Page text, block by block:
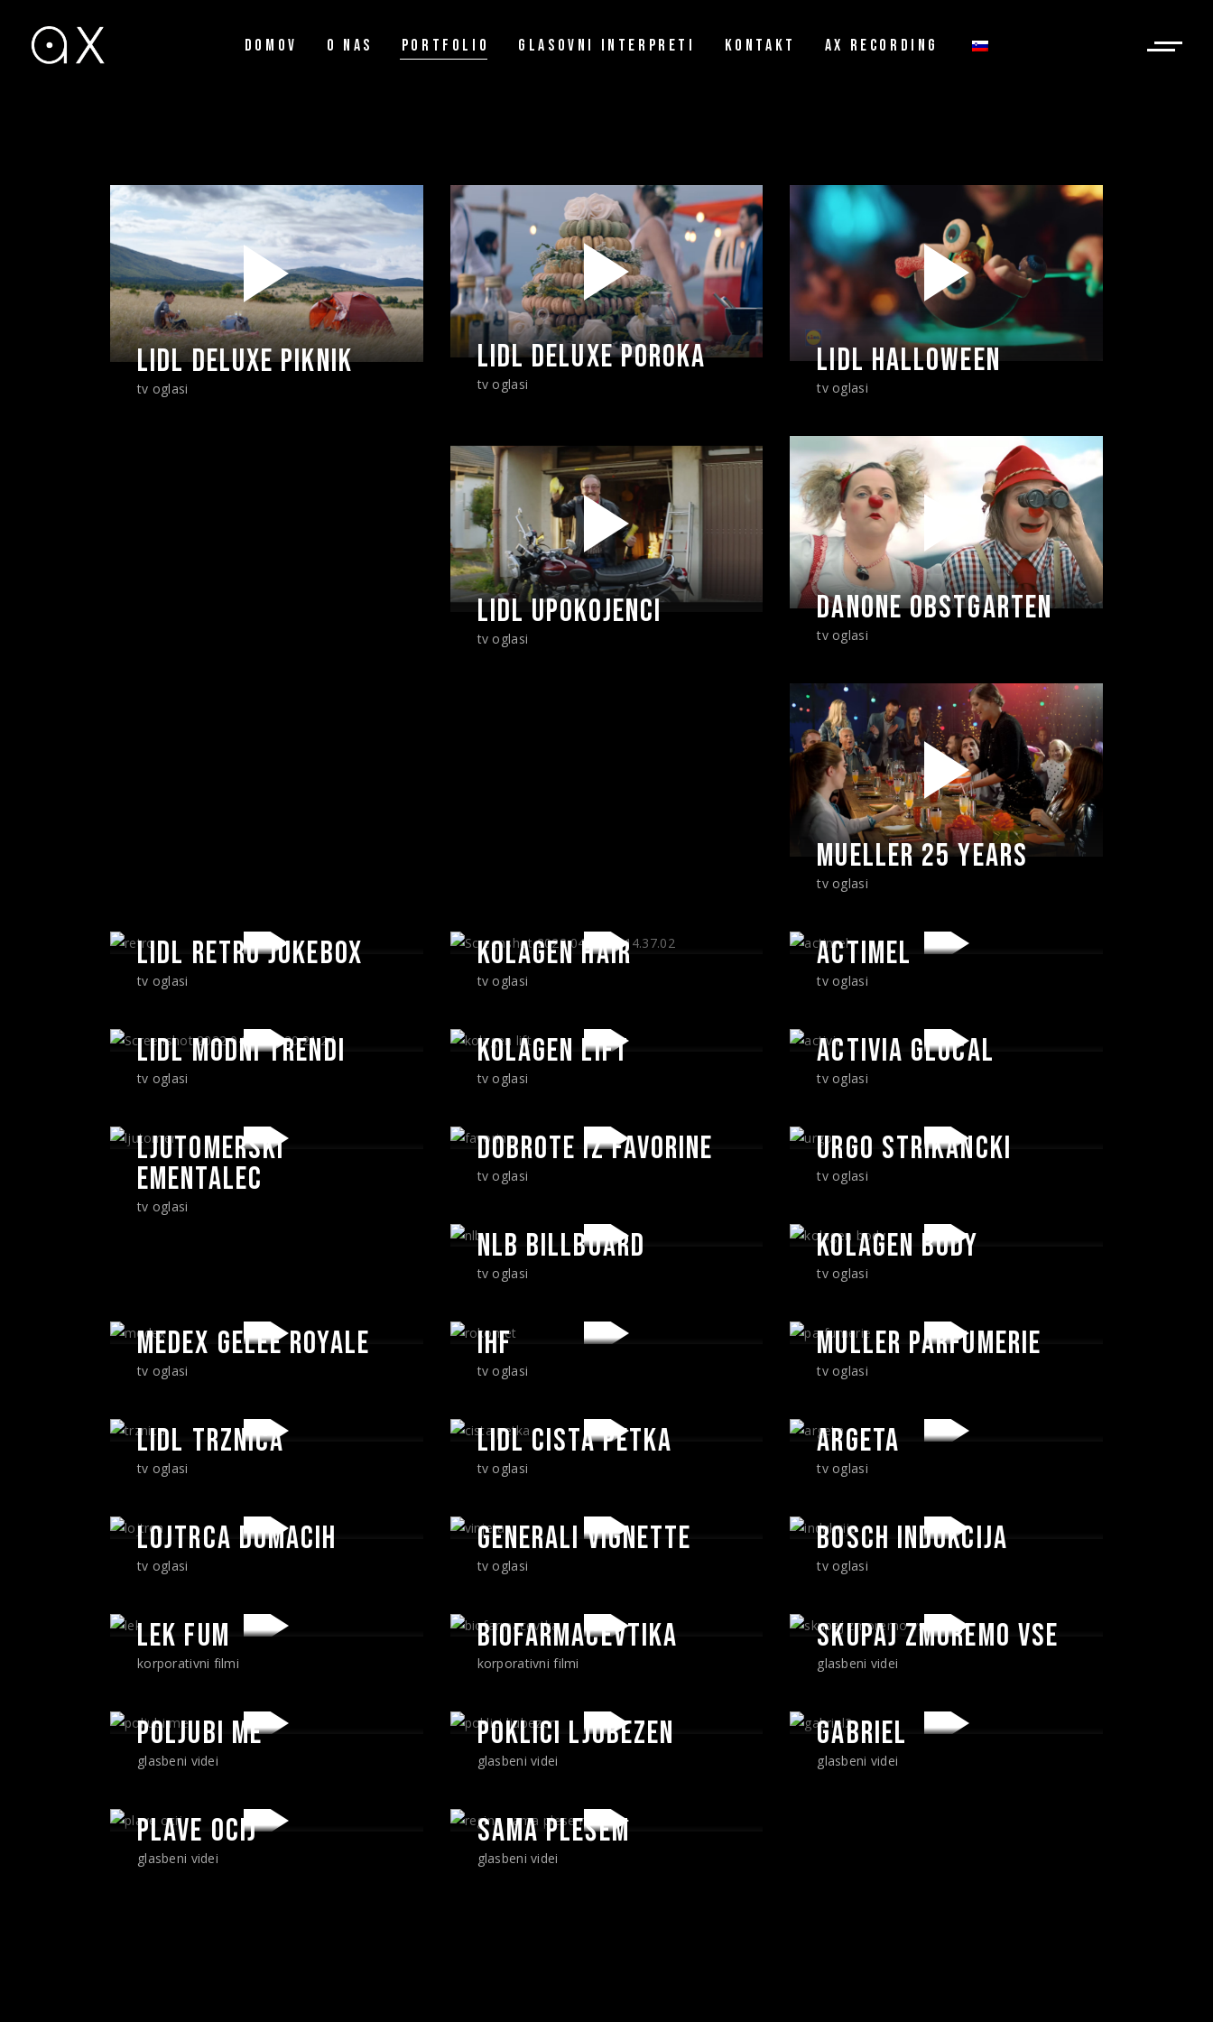
DOMOV O NAS PORTFOLIO GLASOVNI INTERPRETI
Hrvaški ženski glasovi
KONTAKT AX RECORDING
LIDL DELUXE PIKNIK
tv oglasi
LIDL DELUXE POROKA
tv oglasi
LIDL HALLOWEEN
tv oglasi
LIDL UPOKOJENCI
tv oglasi
DANONE OBSTGARTEN
tv oglasi
MUELLER 25 YEARS
tv oglasi
LIDL RETRO JUKEBOX
tv oglasi
KOLAGEN HAIR
tv oglasi
ACTIMEL
tv oglasi
LIDL MODNI TRENDI
tv oglasi
KOLAGEN LIFT
tv oglasi
ACTIVIA GLOCAL
tv oglasi
LJUTOMERSKI
EMENTALEC
tv oglasi
DOBROTE IZ FAVORINE
tv oglasi
URGO STRIKANCKI
tv oglasi
NLB BILLBOARD
tv oglasi
KOLAGEN BODY
tv oglasi
MEDEX GELEE ROYALE
tv oglasi
IHF
tv oglasi
MULLER PARFUMERIE
tv oglasi
LIDL TRZNICA
tv oglasi
LIDL CISTA PETKA
tv oglasi
ARGETA
tv oglasi
LOJTRCA DOMACIH
tv oglasi
GENERALI VIGNETTE
tv oglasi
BOSCH INDUKCIJA
tv oglasi
LEK FUM
korporativni filmi
BIOFARMACEVTIKA
korporativni filmi
SKUPAJ ZMOREMO VSE
glasbeni videi
POLJUBI ME
glasbeni videi
POKLICI LJUBEZEN
glasbeni videi
GABRIEL
glasbeni videi
PLAVE OCIJ
glasbeni videi
SAMA PLEŠEM
glasbeni videi